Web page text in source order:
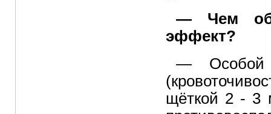
— Чем
эффект?
— Особой
щёткой 2 - 3